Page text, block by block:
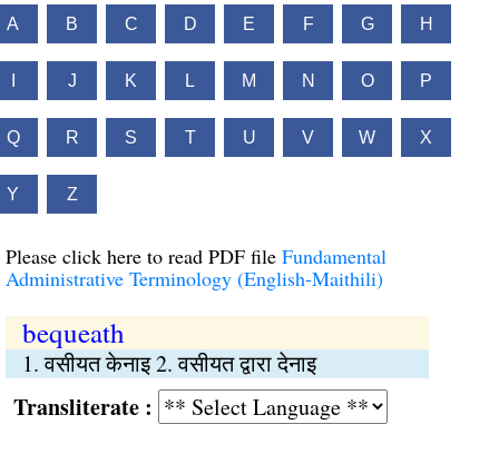
A B C D E F G H
J K L M N O P
Q R S T U V W X
Y Z
Please click here to read PDF file Fundamental
Administrative Terminology (English-Maithili)
bequeath
1. वसीयत केनाइ 2. वसीयत द्वारा देनाइ
: